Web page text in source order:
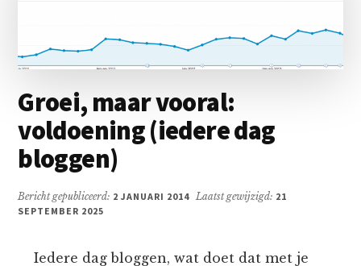
Groei, maar vooral:
voldoening (iedere dag
bloggen)
Bericht gepubliceerd: 2 JANUARI 2014 Laatst gewijzigd: 21
SEPTEMBER 2025
Iedere dag bloggen, wat doet dat met je